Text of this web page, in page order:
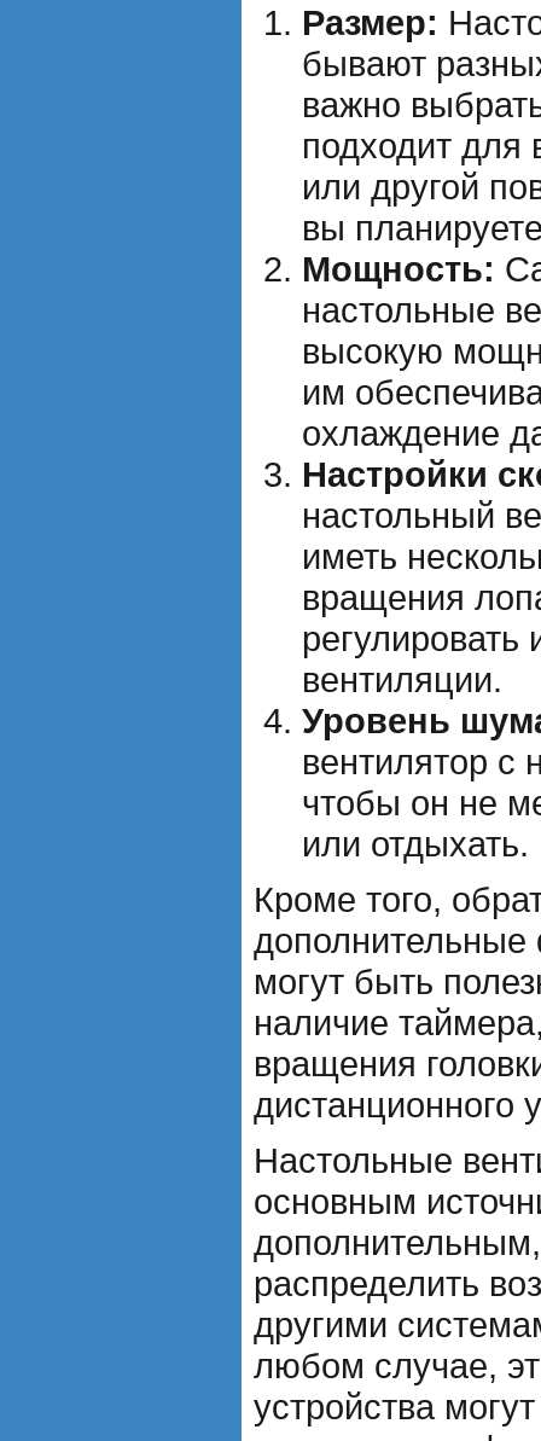
Размер:
бывают
важно
подходит для
или другой
вы
Мощность:
настольные
высокую
им
охлаждение
Настройки
настольный
иметь
вращения
регулировать
вентиляции.
Уровень
вентилятор с
чтобы он не
или отдыхать.
Кроме того,
дополнительные
могут быть
наличие
вращения
дистанционного
Настольные
основным
распределить
другими
любом случае,
устройства